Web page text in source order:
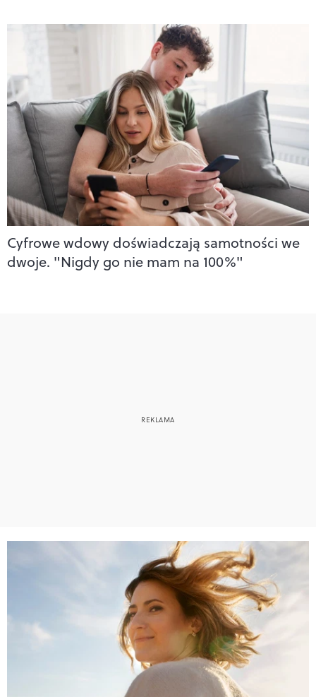
Cyfrowe wdowy doświadczają samotności we
dwoje. "Nigdy go nie mam na 100%"